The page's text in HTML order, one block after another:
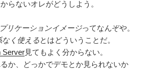
らないオレがどうしよう。
リケーションイメージってなんぞや。
く使えるとはどういうことだ。
Server見てもよく分からない。
か、どっかでデモとか見られないか